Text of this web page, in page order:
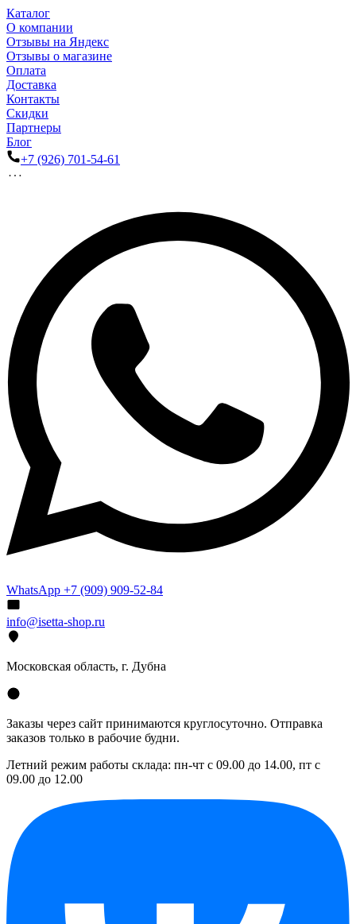
Каталог
О компании
Отзывы на Яндекс
Отзывы о магазине
Оплата
Доставка
Контакты
Скидки
Партнеры
Блог
+7 (926) 701-54-61
WhatsApp +7 (909) 909-52-84
info@isetta-shop.ru
Московская область, г. Дубна
Заказы через сайт принимаются круглосуточно. Отправка
заказов только в рабочие будни.
Летний режим работы склада: пн-чт с 09.00 до 14.00, пт с
09.00 до 12.00